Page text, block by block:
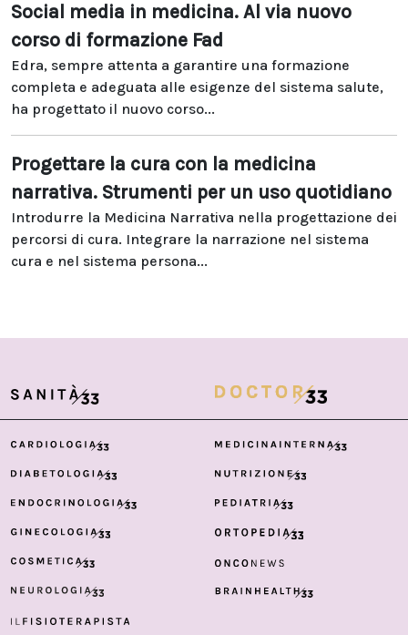
Social media in medicina. Al via nuovo
corso di formazione Fad
Edra, sempre attenta a garantire una formazione
completa e adeguata alle esigenze del sistema salute,
ha progettato il nuovo corso...
Progettare la cura con la medicina
narrativa. Strumenti per un uso quotidiano
Introdurre la Medicina Narrativa nella progettazione dei
percorsi di cura. Integrare la narrazione nel sistema
cura e nel sistema persona...